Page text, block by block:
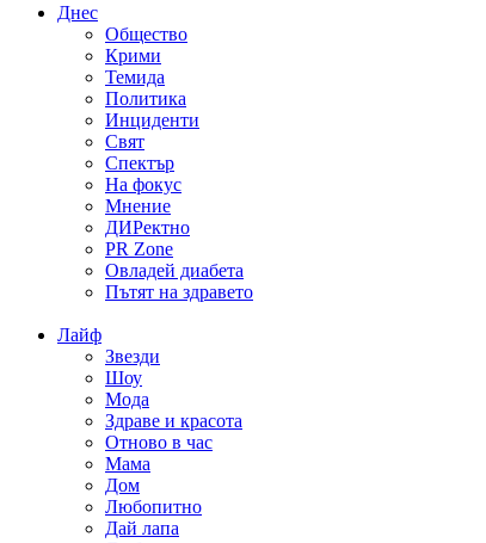
Днес
Общество
Крими
Темида
Политика
Инциденти
Свят
Спектър
На фокус
Мнение
ДИРектно
PR Zone
Овладей диабета
Пътят на здравето
Лайф
Звезди
Шоу
Мода
Здраве и красота
Отново в час
Мама
Дом
Любопитно
Дай лапа